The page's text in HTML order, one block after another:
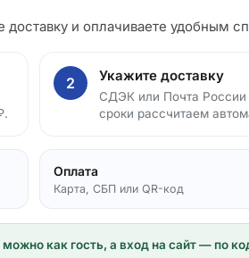
доставку и оплачиваете
2 Укажите доставку
СДЭК или Почта
сроки рассчитаем
Оплата
Карта, СБП или QR-код
как гость, а вход на сайт — по